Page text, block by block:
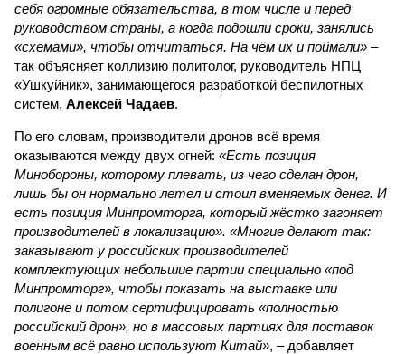
себя огромные обязательства, в том числе и перед
руководством страны, а когда подошли сроки, занялись
«схемами», чтобы отчитаться. На чём их и поймали» –
так объясняет коллизию политолог, руководитель НПЦ
«Ушкуйник», занимающегося разработкой беспилотных
систем, Алексей Чадаев.
По его словам, производители дронов всё время
оказываются между двух огней: «Есть позиция
Минобороны, которому плевать, из чего сделан дрон,
лишь бы он нормально летел и стоил вменяемых денег. И
есть позиция Минпромторга, который жёстко загоняет
производителей в локализацию». «Многие делают так:
заказывают у российских производителей
комплектующих небольшие партии специально «под
Минпромторг», чтобы показать на выставке или
полигоне и потом сертифицировать «полностью
российский дрон», но в массовых партиях для поставок
военным всё равно используют Китай», – добавляет